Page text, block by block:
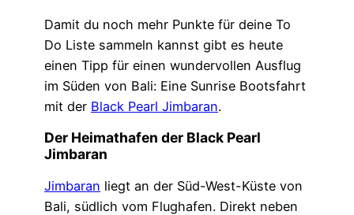
Damit du noch mehr Punkte für deine To
Do Liste sammeln kannst gibt es heute
einen Tipp für einen wundervollen Ausflug
im Süden von Bali: Eine Sunrise Bootsfahrt
mit der Black Pearl Jimbaran.
Der Heimathafen der Black Pearl
Jimbaran
Jimbaran liegt an der Süd-West-Küste von
Bali, südlich vom Flughafen. Direkt neben